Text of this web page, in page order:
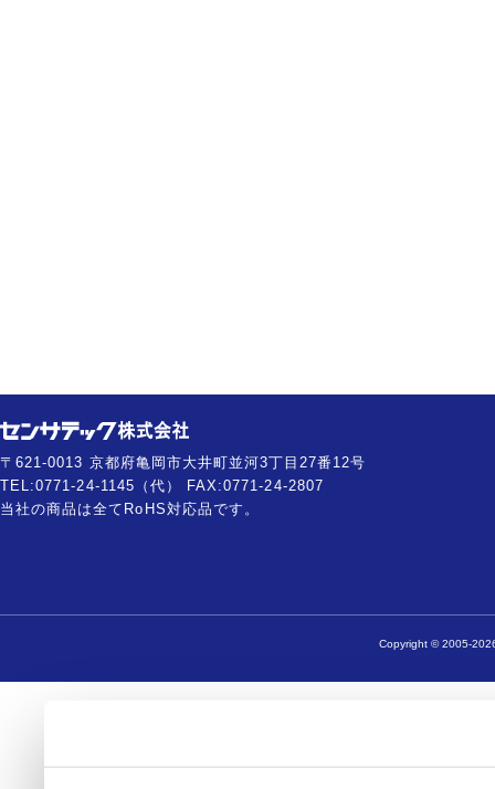
〒621-0013 京都府亀岡市大井町並河3丁目27番12号
TEL:0771-24-1145（代） FAX:0771-24-2807
当社の商品は全てRoHS対応品です。
Copyright © 2005-